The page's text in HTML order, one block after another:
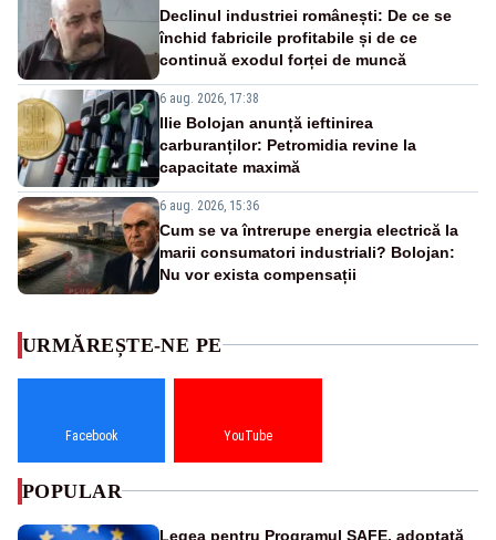
Declinul industriei românești: De ce se
închid fabricile profitabile și de ce
continuă exodul forței de muncă
6 aug. 2026, 17:38
Ilie Bolojan anunță ieftinirea
carburanților: Petromidia revine la
capacitate maximă
6 aug. 2026, 15:36
Cum se va întrerupe energia electrică la
marii consumatori industriali? Bolojan:
Nu vor exista compensații
URMĂREȘTE-NE PE
Facebook YouTube
POPULAR
Legea pentru Programul SAFE, adoptată